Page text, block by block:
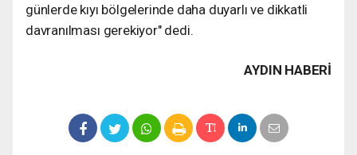
günlerde kıyı bölgelerinde daha duyarlı ve dikkatli
davranılması gerekiyor" dedi.
AYDIN HABERİ